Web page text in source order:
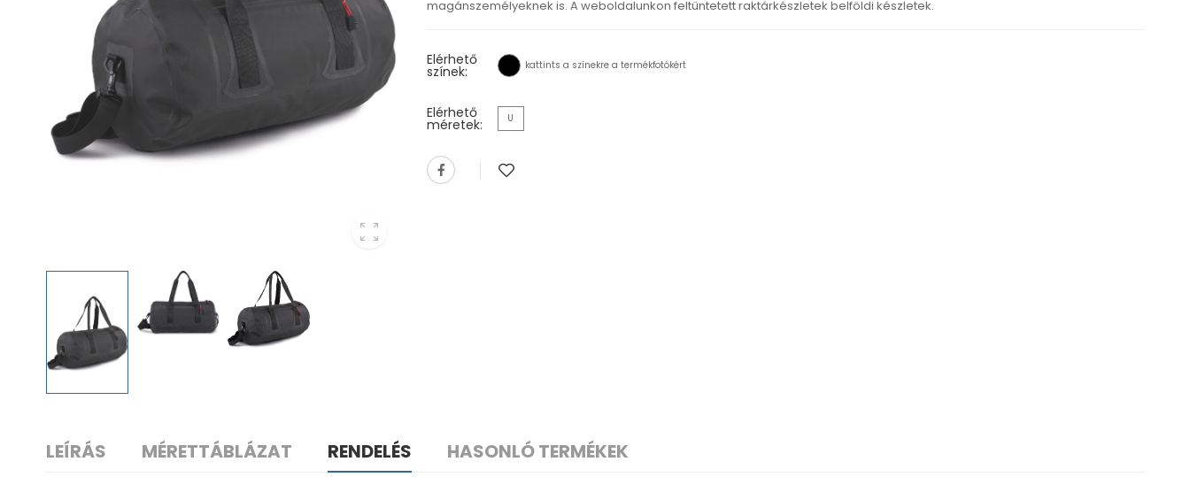
magánszemélyeknek is. A weboldalunkon feltüntetett raktárkészletek belföldi készletek.
Elérhető
színek: kattints a színekre a termékfotókért
Elérhető
méretek: U
LEÍRÁS MÉRETTÁBLÁZAT RENDELÉS HASONLÓ TERMÉKEK